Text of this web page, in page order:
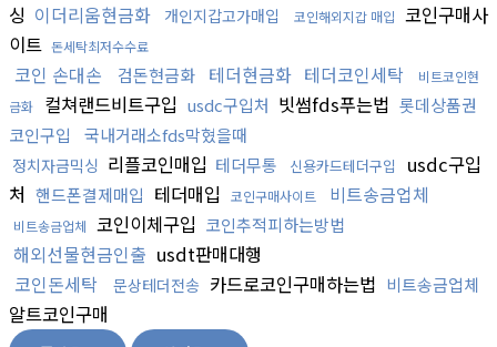
싱 이더리움현금화 개인지갑고가매입 코인해외지갑 매입 코인구매사
이트 돈세탁최저수수료
코인 손대손 검돈현금화 테더현금화 테더코인세탁
비트코인현
금화
컬쳐랜드비트구입 usdc구입처 빗썸fds푸는법 롯데상품권
코인구입
국내거래소fds막혔을때
정치자금믹싱 리플코인매입 테더무통 신용카드테더구입
usdc구입
처 핸드폰결제매입 테더매입 코인구매사이트 비트송금업체
비트송금업체 코인이체구입 코인추적피하는방법
해외선물현금인출 usdt판매대행
코인돈세탁
문상테더전송 카드로코인구매하는법 비트송금업체
알트코인구매